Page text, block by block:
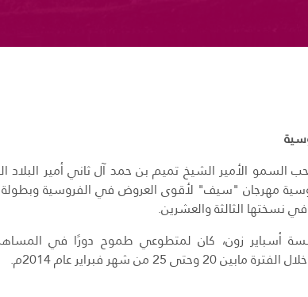
السمو الأمير الشيخ تميم بن حمد آل ثاني أمير البلاد
مهرجان "سيف" لأقوى العروض في الفروسية وبطولة
في نسختها الثالثة والعشرين.
أسباير زون، كان لمتطوعي طموح دورًا في
25 من شهر فبراير عام 2014م.